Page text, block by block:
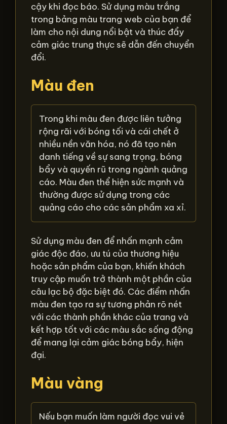
cậy khi đọc báo. Sử dụng màu trắng
trong bảng màu trang web của bạn để
làm cho nội dung nổi bật và thúc đẩy
cảm giác trung thực sẽ dẫn đến chuyển
đổi.
Màu đen
Trong khi màu đen được liên tưởng
rộng rãi với bóng tối và cái chết ở
nhiều nền văn hóa, nó đã tạo nên
danh tiếng về sự sang trọng, bóng
bẩy và quyến rũ trong ngành quảng
cáo. Màu đen thể hiện sức mạnh và
thường được sử dụng trong các
quảng cáo cho các sản phẩm xa xỉ.
Sử dụng màu đen để nhấn mạnh cảm
giác độc đáo, ưu tú của thương hiệu
hoặc sản phẩm của bạn, khiến khách
truy cập muốn trở thành một phần của
câu lạc bộ đặc biệt đó. Các điểm nhấn
màu đen tạo ra sự tương phản rõ nét
với các thành phần khác của trang và
kết hợp tốt với các màu sắc sống động
để mang lại cảm giác bóng bẩy, hiện
đại.
Màu vàng
Nếu bạn muốn làm người đọc vui vẻ